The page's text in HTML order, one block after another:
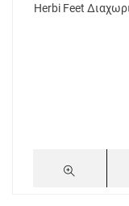
Herbi Feet